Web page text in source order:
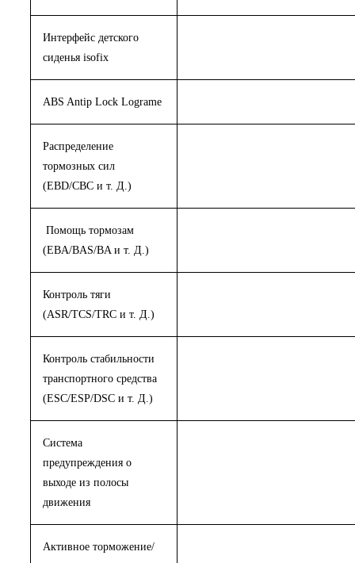
Интерфейс детского
сиденья isofix
ABS Antip Lock Lograme
Распределение
тормозных сил
(EBD/CBC и т. Д.)
Помощь тормозам
(EBA/BAS/BA и т. Д.)
Контроль тяги
(ASR/TCS/TRC и т. Д.)
Контроль стабильности
транспортного средства
(ESC/ESP/DSC и т. Д.)
Система
предупреждения о
выходе из полосы
движения
Активное торможение/